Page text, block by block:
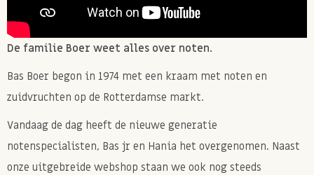
De familie Boer weet alles over noten.
Bas Boer begon in 1974 met een kraam met noten en
zuidvruchten op de Rotterdamse markt.
Vandaag de dag heeft de nieuwe generatie
notenspecialisten, Bas jr en Hania het overgenomen. Naast
onze uitgebreide webshop staan we ook nog steeds